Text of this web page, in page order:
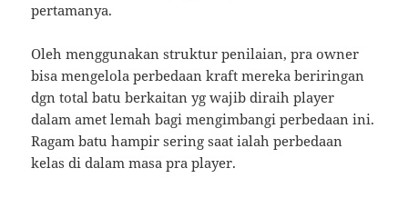
pertamanya.
Oleh menggunakan struktur penilaian, pra owner
bisa mengelola perbedaan kraft mereka beriringan
dgn total batu berkaitan yg wajib diraih player
dalam amet lemah bagi mengimbangi perbedaan ini.
Ragam batu hampir sering saat ialah perbedaan
kelas di dalam masa pra player.